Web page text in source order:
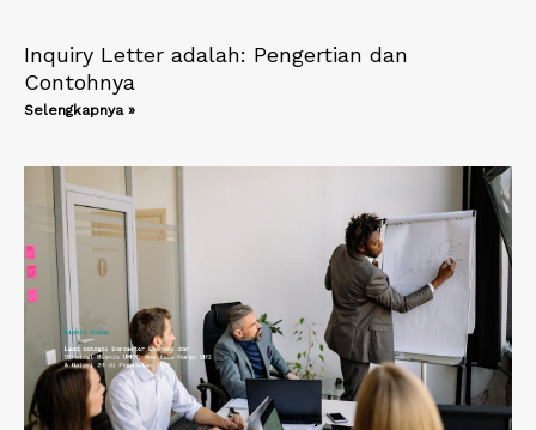
Inquiry Letter adalah: Pengertian dan
Contohnya
Selengkapnya »